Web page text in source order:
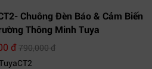
Chuông Đèn Báo & Cảm Biến
Thông Minh Tuya
đ790,000 đ